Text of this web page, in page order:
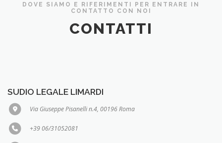
DOVE SIAMO E RIFERIMENTI PER ENTRARE IN
CONTATTO CON NOI
CONTATTI
SUDIO LEGALE LIMARDI
Via Giuseppe Pisanelli n.4, 00196 Roma
+39 06/31052081